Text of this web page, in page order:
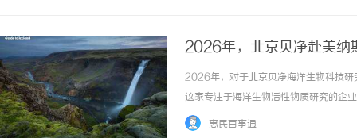
2026年，北京贝净赴美纳
2026年，对于北京贝净海洋生物科技
这家专注于海洋生物活性物质研究的企
能已经听过它旗下的核心产品——NHB
惠民百事通